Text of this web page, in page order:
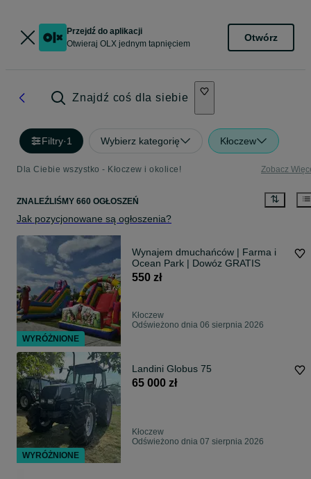
Przejdź do aplikacji
Otwieraj OLX jednym tapnięciem
Otwórz
Znajdź coś dla siebie
Filtry·1 Wybierz kategorię Kłoczew
Dla Ciebie wszystko - Kłoczew i okolice! Zobacz
ZNALEŹLIŚMY 660 OGŁOSZEŃ
Jak pozycjonowane są ogłoszenia?
Wynajem dmuchańców | Farma i
Ocean Park | Dowóz GRATIS
550 zł
Kłoczew
Odświeżono dnia 06 sierpnia 2026
Landini Globus 75
65 000 zł
Kłoczew
Odświeżono dnia 07 sierpnia 2026
WYRÓŻNIONE
WYRÓŻNIONE